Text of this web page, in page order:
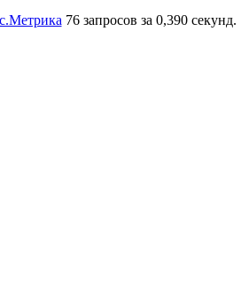
76 запросов за 0,390 секунд.